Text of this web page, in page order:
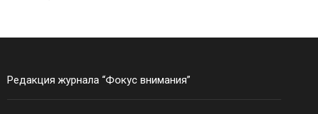
Редакция журнала “Фокус внимания”